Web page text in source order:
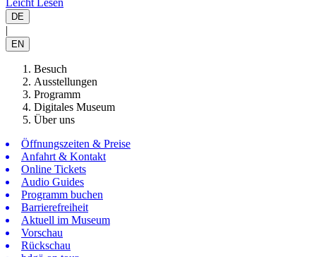
Leicht Lesen
DE
|
EN
Besuch
Ausstellungen
Programm
Digitales Museum
Über uns
Öffnungszeiten & Preise
Anfahrt & Kontakt
Online Tickets
Audio Guides
Programm buchen
Barrierefreiheit
Aktuell im Museum
Vorschau
Rückschau